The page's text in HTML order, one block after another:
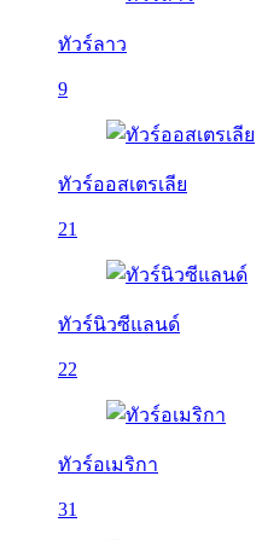
ทัวร์ลาว
9
ทัวร์ออสเตรเลีย
21
ทัวร์นิวซีแลนด์
22
ทัวร์อเมริกา
31